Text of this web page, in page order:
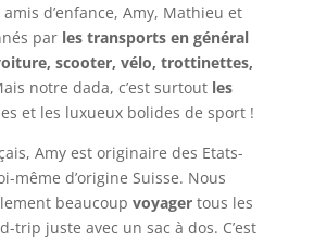
amis d’enfance, Amy, Mathieu et
par les transports en général
scooter, vélo, trottinettes,
notre dada, c’est surtout les
et les luxueux bolides de sport !
Amy est originaire des Etats-
même d’origine Suisse. Nous
beaucoup voyagertous les
trip juste avec un sac à dos. C’est